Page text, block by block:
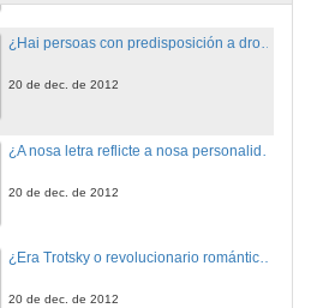
¿Hai persoas con predisposición a drogarse?
20 de dec. de 2012
20 de dec. de 2012
¿Era Trotsky o revolucionario romántico que reflicten algunhas das súas biografías?
20 de dec. de 2012